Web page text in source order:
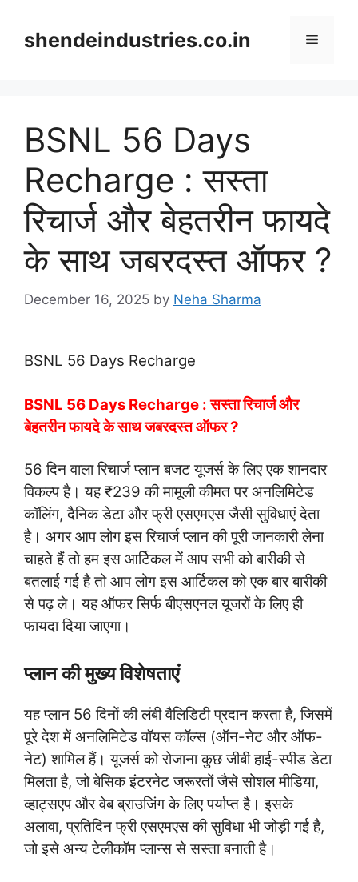
contentshendeindustries.co.in Menu
BSNL 56 Days
Recharge : सस्ता
रिचार्ज और बेहतरीन फायदे
के साथ जबरदस्त ऑफर ?
December 16, 2025 by Neha Sharma
BSNL 56 Days Recharge
BSNL 56 Days Recharge : सस्ता रिचार्ज और
बेहतरीन फायदे के साथ जबरदस्त ऑफर ?
56 दिन वाला रिचार्ज प्लान बजट यूजर्स के लिए एक शानदार
विकल्प है। यह ₹239 की मामूली कीमत पर अनलिमिटेड
कॉलिंग, दैनिक डेटा और फ्री एसएमएस जैसी सुविधाएं देता
है। अगर आप लोग इस रिचार्ज प्लान की पूरी जानकारी लेना
चाहते हैं तो हम इस आर्टिकल में आप सभी को बारीकी से
बतलाई गई है तो आप लोग इस आर्टिकल को एक बार बारीकी
से पढ़ ले। यह ऑफर सिर्फ बीएसएनल यूजरों के लिए ही
फायदा दिया जाएगा।
प्लान की मुख्य विशेषताएं
यह प्लान 56 दिनों की लंबी वैलिडिटी प्रदान करता है, जिसमें
पूरे देश में अनलिमिटेड वॉयस कॉल्स (ऑन-नेट और ऑफ-
नेट) शामिल हैं। यूजर्स को रोजाना कुछ जीबी हाई-स्पीड डेटा
मिलता है, जो बेसिक इंटरनेट जरूरतों जैसे सोशल मीडिया,
व्हाट्सएप और वेब ब्राउजिंग के लिए पर्याप्त है। इसके
अलावा, प्रतिदिन फ्री एसएमएस की सुविधा भी जोड़ी गई है,
जो इसे अन्य टेलीकॉम प्लान्स से सस्ता बनाती है।